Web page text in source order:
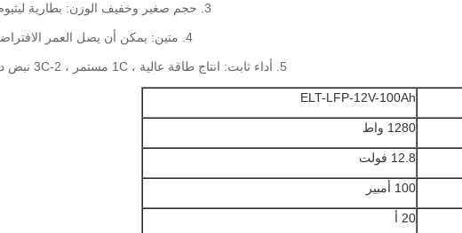
3. حجم صغير وخفيف الوزن: بطارية ليثيوم الحديد حوالي 1/2 الحجم و 1/3 وزن بطارية الرصاص الحمضية.
4. متين: يمكن أن يصل العمر الافتراضي لبطارية lifepo4 إلى أكثر من 6 سنوات مع 2000-6000 دورة.
5. أداء ثابت: انتاج طاقة عالية ، 1C مستمر ، 2-3C نبض دياكارجينغ الحالي.معدل تفريغ ذاتي منخفض ، أقل من 3٪ شهريًا.
ELT-LFP-12V-100Ah
1280 واط
12.8 فولت
100 أمبير
20 أ